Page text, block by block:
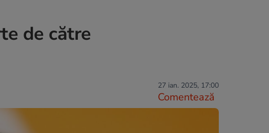
de către
27 ian. 2025, 17:00
Comentează